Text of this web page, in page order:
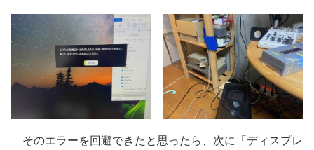
そのエラーを回避できたと思ったら、次に「ディスプレ